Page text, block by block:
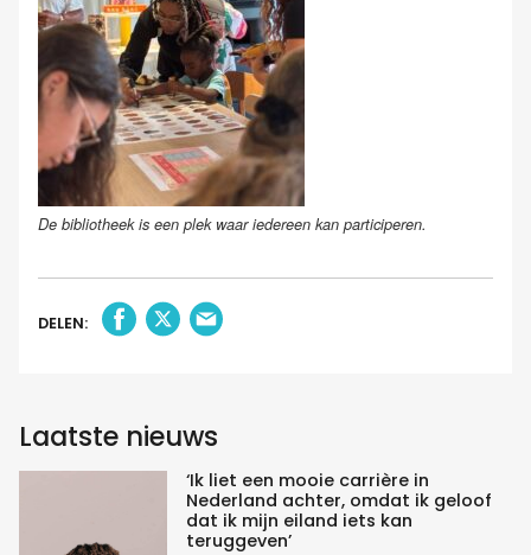
De bibliotheek is een plek waar iedereen kan participeren.
DELEN:
Laatste nieuws
‘Ik liet een mooie carrière in
Nederland achter, omdat ik geloof
dat ik mijn eiland iets kan
teruggeven’